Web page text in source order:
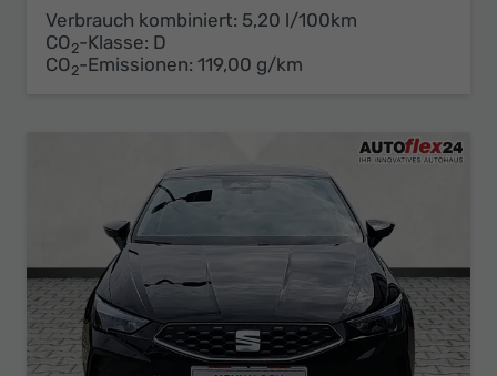
Verbrauch kombiniert: 5,20 l/100km
CO2-Klasse: D
CO2-Emissionen: 119,00 g/km